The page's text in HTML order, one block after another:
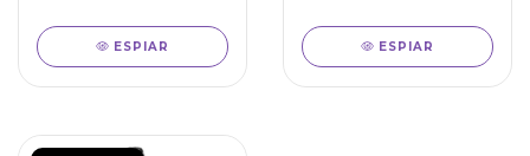
ESPIAR ESPIAR